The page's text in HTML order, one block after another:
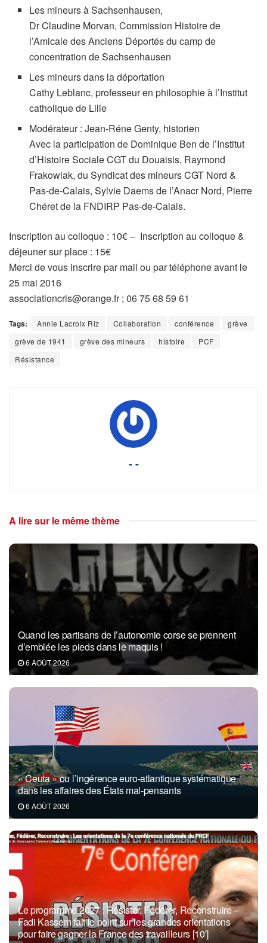
Les mineurs à Sachsenhausen,
Dr Claudine Morvan, Commission Histoire de
l’Amicale des Anciens Déportés du camp de
concentration de Sachsenhausen
Les mineurs dans la déportation
Cathy Leblanc, professeur en philosophie à l’Institut
catholique de Lille
Modérateur : Jean-Réne Genty, historien
Avec la participation de Dominique Ben de l’Institut
d’Histoire Sociale CGT du Douaisis, Raymond
Frakowiak, du Syndicat des mineurs CGT Nord &
Pas-de-Calais, Sylvie Daems de l’Anacr Nord, Pierre
Chéret de la FNDIRP Pas-de-Calais.
Inscription au colloque : 10€ – Inscription au colloque &
déjeuner sur place : 15€
Merci de vous inscrire par mail ou par téléphone avant le
25 mai 2016
associationcris@orange.fr ; 06 75 68 59 61
Tags: Annie Lacroix Riz Collaboration conférence
grève
grève de 1941
grève des mineurs histoire
PCF
Résistance
- -
A lire sur le même thème
Quand les partisans de l’autonomie corse se prennent
d’emblée les pieds dans le maquis !
6 AOÛT 2026
« Ceuta » ou l’ingérence euro-atlantique systématique
dans les affaires des États mal-pensants
6 AOÛT 2026
Le programme 2027 : Résister, Fédérer, Reconstruire –
Fadi Kassem fait le point sur les grandes orientations
pour faire gagner la France des travailleurs [10′]